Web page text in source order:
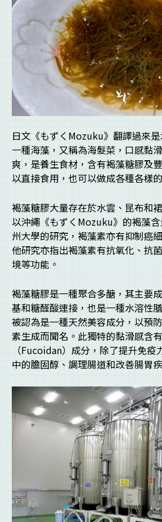
日文《もずくMozuku》翻譯過來
一種海藻，又稱為海髮菜，口感黏
爽，是養生食材，含有褐藻糖膠及
以直接食用，也可以做成各種各樣
褐藻糖膠大量存在於水雲、昆布和
以沖繩《もずくMozuku》的褐藻
州大學的研究，褐藻素亦有抑制癌
他研究亦指出褐藻素有抗氧化、抗
境等功能。
褐藻糖膠是一種聚合多醣，其主要
基和糖醛酸連接，也是一種水溶性
被認為是一種天然美容成分，以預
素生成而聞名。此獨特的黏滑感含
（Fucoidan）成分，除了提升免
中的膽固醇、調理腸道和改善腸胃